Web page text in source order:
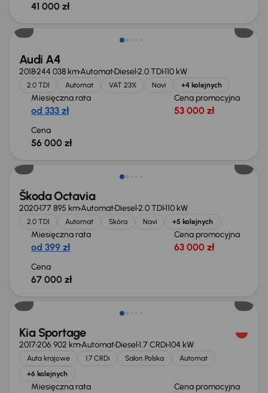
41 000 zł
Audi A4
2018244 038 kmAutomatDiesel2.0 TDI110 kW
2.0 TDI Automat VAT 23% Navi +4 kolejnych
Miesięczna rata
od 333 zł
Cena promocyjna
53 000 zł
Cena
56 000 zł
Škoda Octavia
2020177 895 kmAutomatDiesel2.0 TDI110 kW
2.0 TDI Automat Skóra Navi +5 kolejnych
Miesięczna rata
od 399 zł
Cena promocyjna
63 000 zł
Cena
67 000 zł
Kia Sportage
2017206 902 kmAutomatDiesel1.7 CRDi104 kW
Auta krajowe 1.7 CRDi Salon Polska
Automat
+6 kolejnych
Miesięczna rata Cena promocyjna